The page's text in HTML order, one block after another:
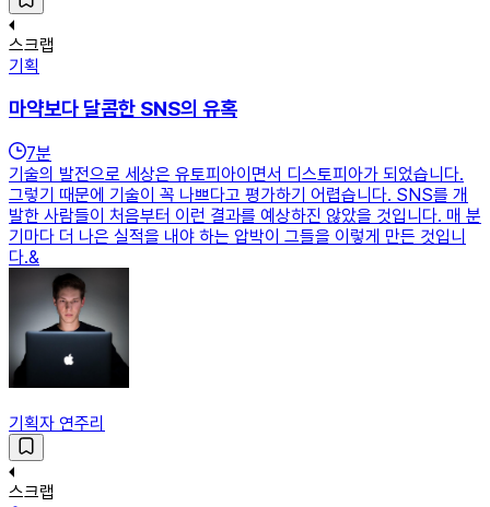
스크랩
기획
마약보다 달콤한 SNS의 유혹
7분
기술의 발전으로 세상은 유토피아이면서 디스토피아가 되었습니다.
그렇기 때문에 기술이 꼭 나쁘다고 평가하기 어렵습니다. SNS를 개
발한 사람들이 처음부터 이런 결과를 예상하진 않았을 것입니다. 매 분
기마다 더 나은 실적을 내야 하는 압박이 그들을 이렇게 만든 것입니
다.&
기획자 연주리
스크랩